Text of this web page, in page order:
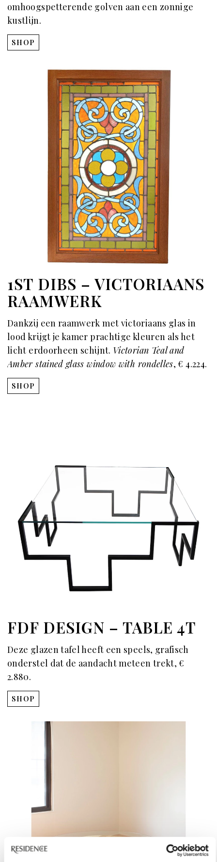
omhoogspetterende golven aan een zonnige
kustlijn.
SHOP
1ST DIBS – VICTORIAANS
RAAMWERK
Dankzij een raamwerk met victoriaans glas in
lood krijgt je kamer prachtige kleuren als het
licht erdoorheen schijnt. Victorian Teal and
Amber stained glass window with rondelles, € 4.224.
SHOP
FDF DESIGN – TABLE 4T
Deze glazen tafel heeft een speels, grafisch
onderstel dat de aandacht meteen trekt, €
2.880.
SHOP